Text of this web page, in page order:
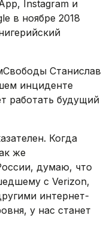
Instagram и
в ноябре 2018
Станислав
инциденте
работать будущий
Когда
же
думаю, что
с Verizon,
интернет-
у нас станет